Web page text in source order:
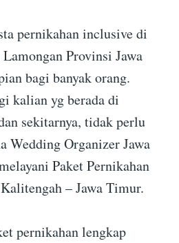
pernikahan inclusive di
Provinsi Jawa
bagi banyak orang.
kalian yg berada di
sekitarnya, tidak perlu
Wedding Organizer Jawa
Paket Pernikahan
– Jawa Timur.
pernikahan lengkap